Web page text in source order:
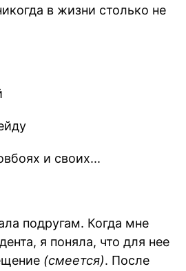
в жизни столько не
и своих...
подругам. Когда мне
я поняла, что для нее
(cмеется). После